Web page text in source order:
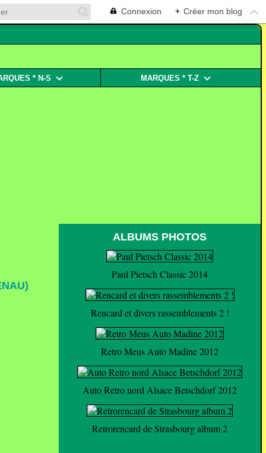
Connexion + Créer mon blog
* N-S MARQUES * T-Z
ALBUMS PHOTOS
Paul Pietsch Classic 2014
Rencard et divers rassemblements 2 !
Retro Meus Auto Madine 2012
Auto Retro nord Alsace Betschdorf 2012
Retrorencard de Strasbourg album 2